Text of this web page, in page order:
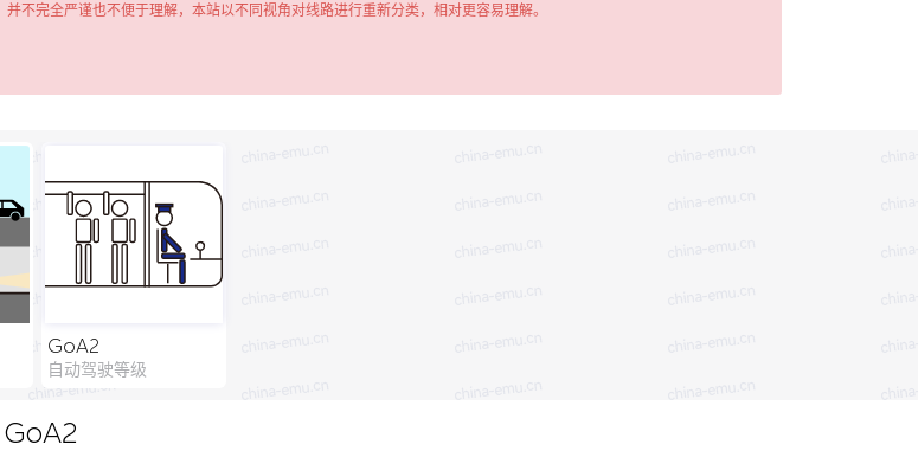
不完全严谨也不便于理解，本站以不同视角对线路进行重新分类，相对更容易理解。
GoA2
自动驾驶等级
GoA2